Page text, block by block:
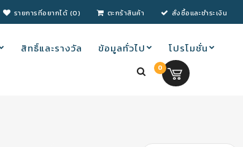
รายการที่อยากได้ (0) ตะกร้าสินค้า สั่งซื้อและชำระเงิน
สิทธิ์และรางวัล ข้อมูลทั่วไป โปรโมชั่น
0